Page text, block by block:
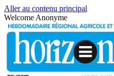
Aller au contenu principal
Welcome Anonyme